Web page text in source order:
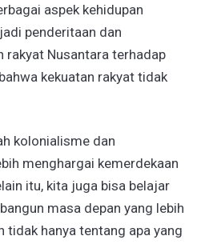
aspek kehidupan
penderitaan dan
rakyat Nusantara terhadap
kekuatan rakyat tidak
kolonialisme dan
menghargai kemerdekaan
itu, kita juga bisa belajar
masa depan yang lebih
tidak hanya tentang apa yang